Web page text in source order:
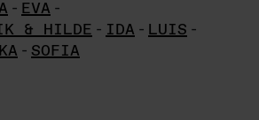
- EVA -
& HILDE - IDA - LUIS -
- SOFIA